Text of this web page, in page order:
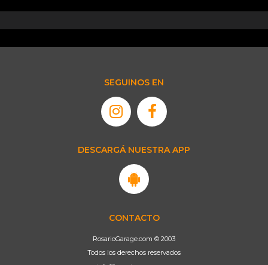
SEGUINOS EN
DESCARGÁ NUESTRA APP
CONTACTO
RosarioGarage.com © 2003
Todos los derechos reservados